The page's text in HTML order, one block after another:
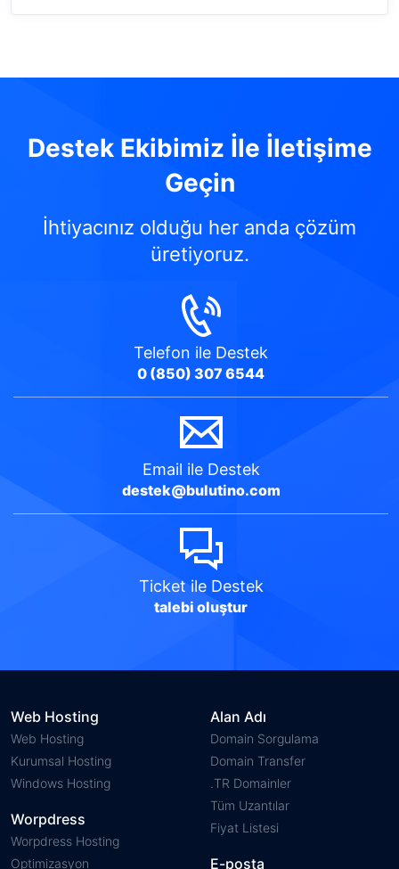
Destek Ekibimiz İle İletişime
Geçin
İhtiyacınız olduğu her anda çözüm
üretiyoruz.
Telefon ile Destek
0 (850) 307 6544
Email ile Destek
destek@bulutino.com
Ticketile Destek
talebi oluştur
Web Hosting
Web Hosting
Kurumsal Hosting
Windows Hosting
Worpdress
Worpdress Hosting
Optimizasyon
Alan Adı
Domain Sorgulama
Domain Transfer
.TR Domainler
Tüm Uzantılar
Fiyat Listesi
E-posta